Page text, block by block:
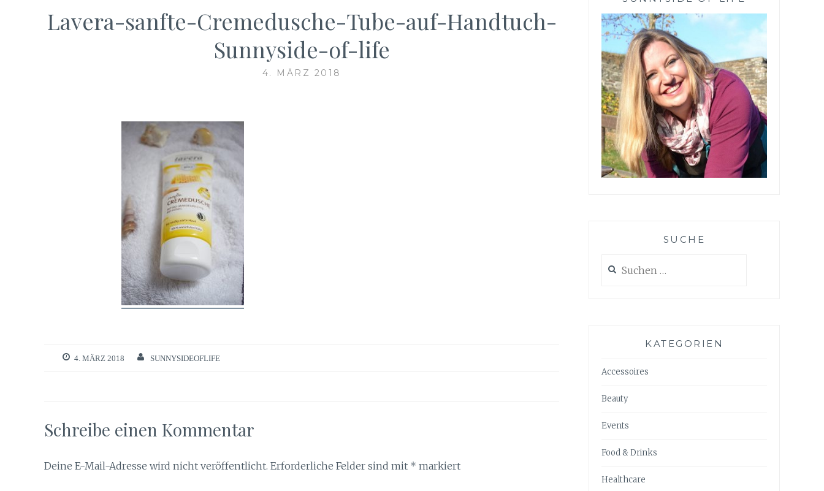
Lavera-sanfte-Cremedusche-Tube-auf-Handtuch-
Sunnyside-of-life
4. MÄRZ 2018
4. MÄRZ 2018 SUNNYSIDEOFLIFE
Schreibe einen Kommentar
Deine E-Mail-Adresse wird nicht veröffentlicht. Erforderliche Felder sind mit * markiert
SUCHE
nach:
KATEGORIEN
Accessoires
Beauty
Events
Food & Drinks
Healthcare